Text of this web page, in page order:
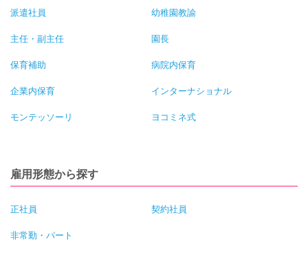
派遣社員 幼稚園教諭
主任・副主任 園長
保育補助 病院内保育
企業内保育 インターナショナル
モンテッソーリ ヨコミネ式
雇用形態から探す
正社員 契約社員
非常勤・パート